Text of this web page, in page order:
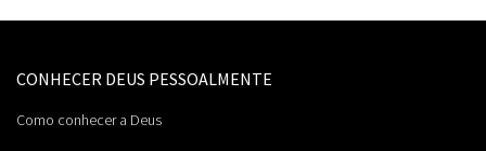
CONHECER DEUS PESSOALMENTE
Como conhecer a Deus